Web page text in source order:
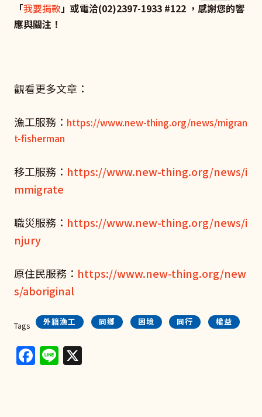
「我要捐款」或電洽(02)2397-1933 #122 ，感謝您的響
應與關注！
觀看更多文章：
漁工服務： https://www.new-thing.org/news/migran
t-fisherman
移工服務： https://www.new-thing.org/news/i
mmigrate
職災服務： https://www.new-thing.org/news/i
njury
原住民服務： https://www.new-thing.org/new
s/aboriginal
Tags 外籍漁工 同鄉 困境 同行 權益
Facebook
Line